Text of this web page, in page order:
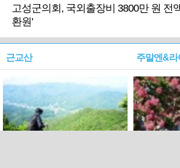
고성군의회, 국외출장비 3800만 원 전
환원'
근교산 주말엔&라